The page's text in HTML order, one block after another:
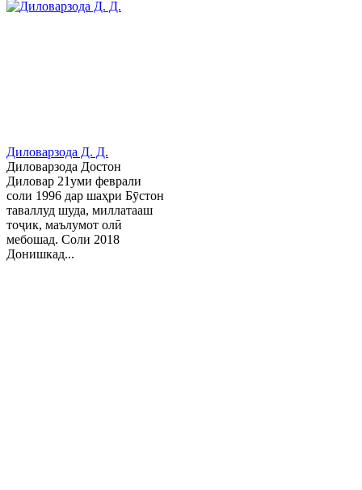
Диловарзода Д. Д.
Диловарзода Достон
Диловар 21уми феврали
соли 1996 дар шаҳри Бӯстон
таваллуд шуда, миллатааш
тоҷик, маълумот олӣ
мебошад. Соли 2018
Донишкад...